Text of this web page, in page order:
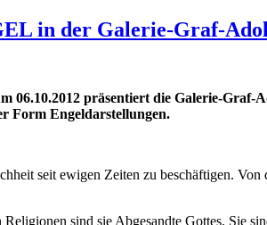
in der Galerie-Graf-
06.10.2012 präsentiert die Galerie-
Form Engeldarstellungen.
seit ewigen Zeiten zu beschäftigen.
sind sie Abgesandte Gottes. Sie